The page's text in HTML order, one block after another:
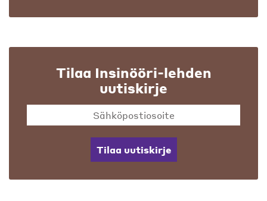
Tilaa Insinööri-lehden
uutiskirje
Tilaa uutiskirje